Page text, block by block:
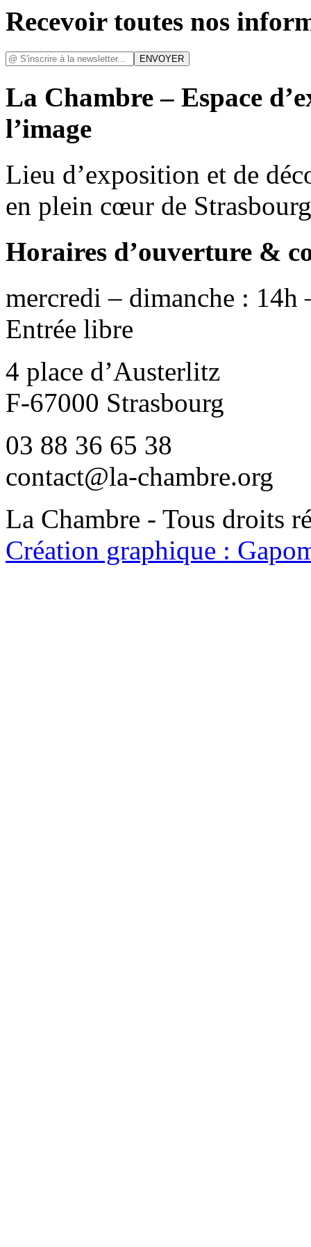
Recevoir toutes nos
La Chambre – Espace
l’image
Lieu d’exposition et de
en plein cœur de Strasbourg
Horaires d’ouverture &
mercredi – dimanche : 14h
Entrée libre
4 place d’Austerlitz
F-67000 Strasbourg
03 88 36 65 38
contact@la-chambre.org
La Chambre - Tous droits
Création graphique :